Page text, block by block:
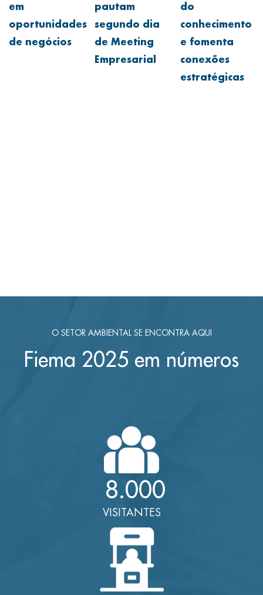
em
oportunidades
de negócios
pautam
segundo dia
de Meeting
Empresarial
do
conhecimento
e fomenta
conexões
estratégicas
O SETOR AMBIENTAL SE ENCONTRA AQUI
Fiema 2025 em números
8.000
VISITANTES